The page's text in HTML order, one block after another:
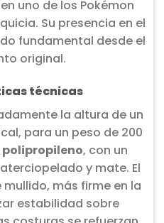
uno de los Pokémon
Su presencia en el
fundamental desde el
original.
técnicas
la altura de un
para un peso de 200
, con un
y mate. El
más firme en la
estabilidad sobre